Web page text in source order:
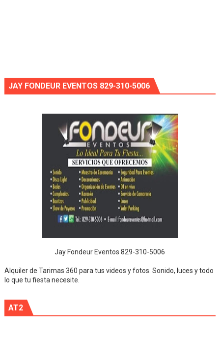
JAY FONDEUR EVENTOS 829-310-5006
Jay Fondeur Eventos 829-310-5006
Alquiler de Tarimas 360 para tus videos y fotos. Sonido, luces y todo
lo que tu fiesta necesite.
AT2